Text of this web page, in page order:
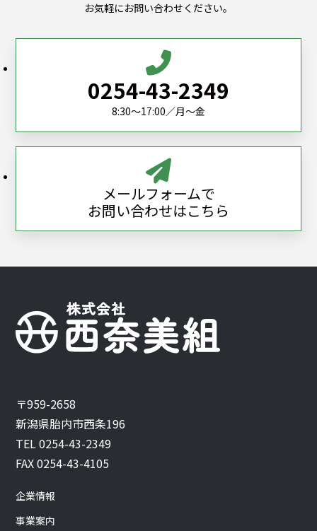
お気軽にお問い合わせください。
0254-43-2349
8:30～17:00／月～金
メールフォームで
お問い合わせはこちら
〒959-2658
新潟県胎内市西条196
TEL 0254-43-2349
FAX 0254-43-4105
企業情報
事業案内